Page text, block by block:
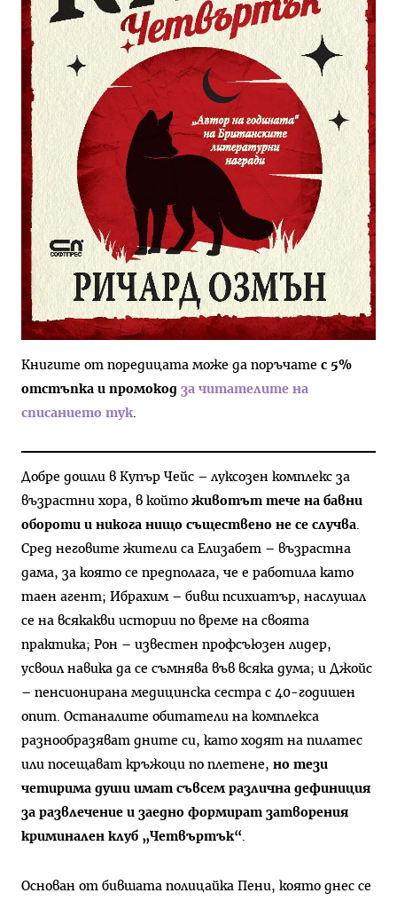
Книгите от поредицата може да поръчате с 5%
отстъпка и промокод за читателите на
списанието тук
Добре дошли в Купър Чейс – луксозен комплекс за
възрастни хора, в който животът тече на бавни
обороти и никога нищо съществено не се случва
Сред неговите жители са Елизабет – възрастна
дама, за която се предполага, че е работила като
таен агент; Ибрахим – бивш психиатър, наслушал
се на всякакви истории по време на своята
практика; Рон – известен профсъюзен лидер,
усвоил навика да се съмнява във всяка дума; и Джойс
– пенсионирана медицинска сестра с 40-годишен
опит. Останалите обитатели на комплекса
разнообразяват дните си, като ходят на пилатес
или посещават кръжоци по плетене, но тези
четирима души имат съвсем различна дефиниция
за развлечение и заедно формират затворения
криминален клуб „Четвъртък“
Основан от бившата полицайка Пени, която днес се